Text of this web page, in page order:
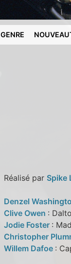
GENRE
Réalisé par Spike
Denzel
Clive Owen :
Jodie Foster :
Christopher
Willem Dafoe :